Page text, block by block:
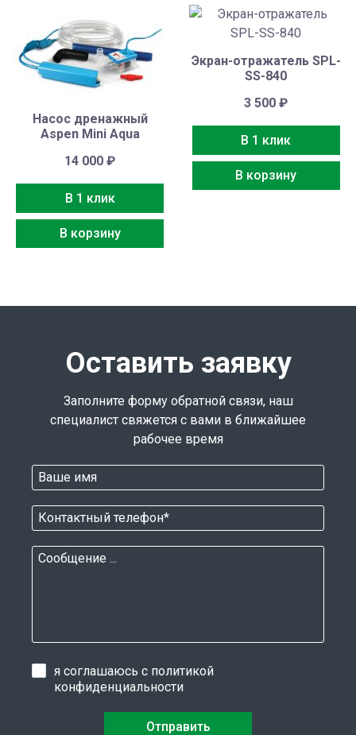
Насос дренажный
Aspen Mini Aqua
14 000₽
В 1 клик
В корзину
Экран-отражатель SPL-
SS-840
3 500₽
В 1 клик
В корзину
Оставить заявку
Заполните форму обратной связи, наш
специалист свяжется с вами в ближайшее
рабочее время
я соглашаюсь с политикой
конфиденциальности